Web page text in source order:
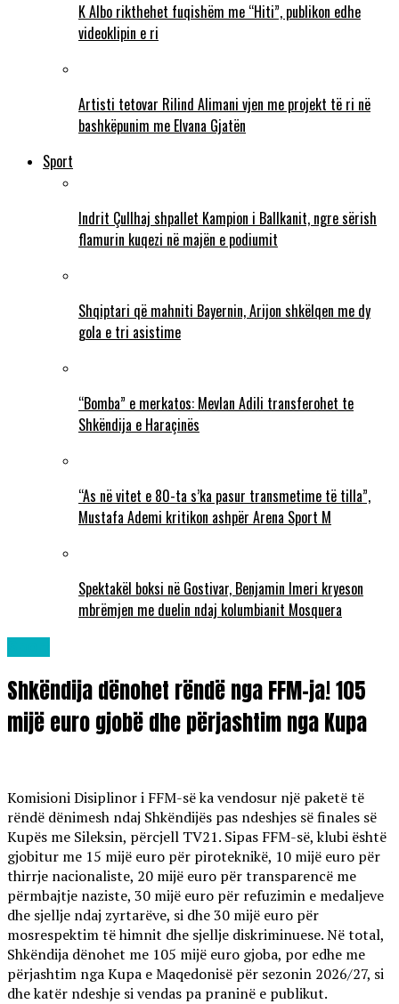
K Albo rikthehet fuqishëm me “Hiti”, publikon edhe
videoklipin e ri
Artisti tetovar Rilind Alimani vjen me projekt të ri në
bashkëpunim me Elvana Gjatën
Sport
Indrit Çullhaj shpallet Kampion i Ballkanit, ngre sërish
flamurin kuqezi në majën e podiumit
Shqiptari që mahniti Bayernin, Arijon shkëlqen me dy
gola e tri asistime
“Bomba” e merkatos: Mevlan Adili transferohet te
Shkëndija e Haraçinës
“As në vitet e 80-ta s’ka pasur transmetime të tilla”,
Mustafa Ademi kritikon ashpër Arena Sport M
Spektakël boksi në Gostivar, Benjamin Imeri kryeson
mbrëmjen me duelin ndaj kolumbianit Mosquera
Shkëndija dënohet rëndë nga FFM-ja! 105
mijë euro gjobë dhe përjashtim nga Kupa
Komisioni Disiplinor i FFM-së ka vendosur një paketë të
rëndë dënimesh ndaj Shkëndijës pas ndeshjes së finales së
Kupës me Sileksin, përcjell TV21. Sipas FFM-së, klubi është
gjobitur me 15 mijë euro për piroteknikë, 10 mijë euro për
thirrje nacionaliste, 20 mijë euro për transparencë me
përmbajtje naziste, 30 mijë euro për refuzimin e medaljeve
dhe sjellje ndaj zyrtarëve, si dhe 30 mijë euro për
mosrespektim të himnit dhe sjellje diskriminuese. Në total,
Shkëndija dënohet me 105 mijë euro gjoba, por edhe me
përjashtim nga Kupa e Maqedonisë për sezonin 2026/27, si
dhe katër ndeshje si vendas pa praninë e publikut.